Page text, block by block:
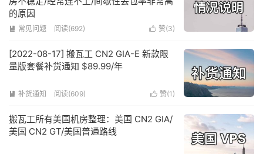
的原因
 常见问题 阅读(692)  赞(3)
[2022-08-17] 搬瓦工 CN2 GIA-E 新款限
量版套餐补货通知 $89.99/年
 补货通知 阅读(609)  赞(1 )
搬瓦工所有美国机房整理：美国 CN2 GIA/
美国 CN2 GT/美国普通路线